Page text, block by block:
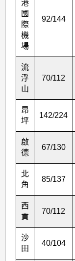
港
國
際
機
場
92/144
流
浮
山
70/112
昂
坪
142/224
啟
德
67/130
北
角
85/137
西
貢
70/112
沙
田
40/104